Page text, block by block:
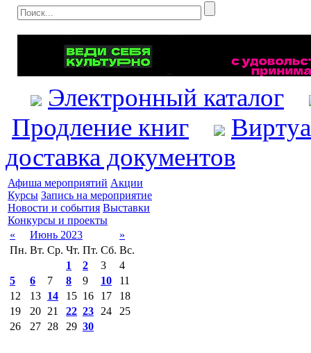
Электронный каталог
Продление книг
доставка документов
Афиша мероприятий Акции
Курсы Запись на мероприятие
Новости и события Выставки
Конкурсы и проекты
«
Июнь 2023
»
Пн. Вт. Ср. Чт. Пт. Сб. Вс.
1
2 3
4
5
6 7 8 9 10
11
12
13 14 15 16 17
18
19
20 21 22 23 24
25
26
27 28 29 30